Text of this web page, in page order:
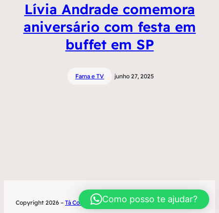
Lívia Andrade comemora
aniversário com festa em
buffet em SP
Fama e TV junho 27, 2025
Copyright 2026 – Tá Contratado Desenvolvimento World Office
Como posso te ajudar?